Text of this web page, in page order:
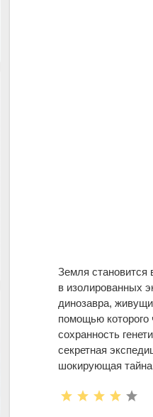
Земля становится
в изолированных
динозавра,
помощью которого
сохранность
секретная
шокирующая